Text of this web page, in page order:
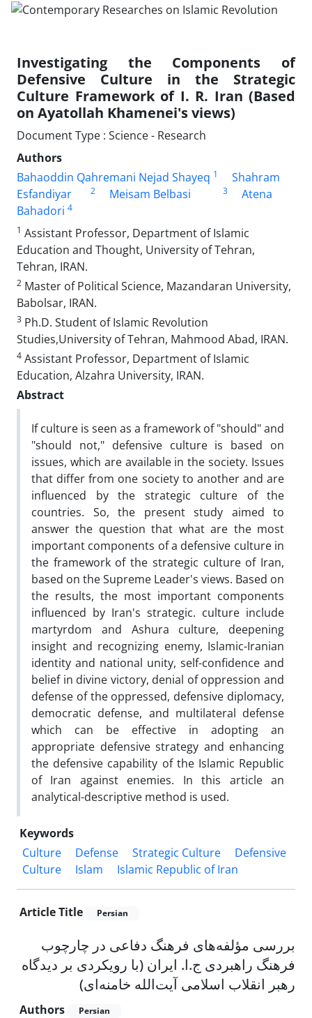
Investigating the Components of
Defensive Culture in the Strategic
Culture Framework of I. R. Iran (Based
on Ayatollah Khamenei's views)
Document Type : Science - Research
Authors
Bahaoddin Qahremani Nejad Shayeq 1
Shahram
Esfandiyar
2 Meisam Belbasi 3
Atena
Bahadori 4
1 Assistant Professor, Department of Islamic
Education and Thought, University of Tehran,
Tehran, IRAN.
2 Master of Political Science, Mazandaran University,
Babolsar, IRAN.
3 Ph.D. Student of Islamic Revolution
Studies,University of Tehran, Mahmood Abad, IRAN.
4 Assistant Professor, Department of Islamic
Education, Alzahra University, IRAN.
Abstract
If culture is seen as a framework of "should" and
"should not," defensive culture is based on
issues, which are available in the society. Issues
that differ from one society to another and are
influenced by the strategic culture of the
countries. So, the present study aimed to
answer the question that what are the most
important components of a defensive culture in
the framework of the strategic culture of Iran,
based on the Supreme Leader's views. Based on
the results, the most important components
influenced by Iran's strategic. culture include
martyrdom and Ashura culture, deepening
insight and recognizing enemy, Islamic-Iranian
identity and national unity, self-confidence and
belief in divine victory, denial of oppression and
defense of the oppressed, defensive diplomacy,
democratic defense, and multilateral defense
which can be effective in adopting an
appropriate defensive strategy and enhancing
the defensive capability of the Islamic Republic
of Iran against enemies. In this article an
analytical-descriptive method is used.
Keywords
Culture
Defense Strategic Culture
Defensive
Culture
Islam Islamic Republic of Iran
Article Title Persian
بررسی مؤلفه‌های فرهنگ دفاعی در چارچوب
فرهنگ راهبردی ج.ا. ایران (با رویکردی بر دیدگاه
رهبر انقلاب اسلامی آیت‌الله خامنه‌ای)
Authors Persian